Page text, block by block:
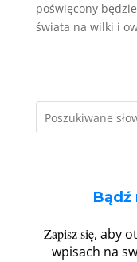
poświęcony
świata na wilki i
Bądź
Zapisz się, aby
wpisach na